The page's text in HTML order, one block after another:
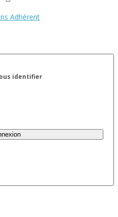
Adhérent
identifier